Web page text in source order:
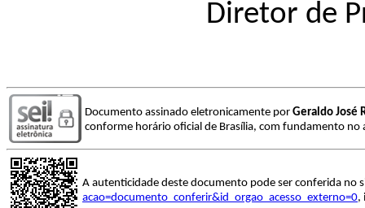
Diretor de
Documento assinado eletronicamente por Geraldo José
conforme horário oficial de Brasília, com fundamento no
A autenticidade deste documento pode ser conferida no
acao=documento_conferir&id_orgao_acesso_externo=0,